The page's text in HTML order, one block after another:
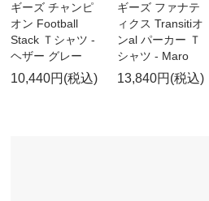
ギーズ チャンピ
オン Football
Stack Ｔシャツ -
ヘザー グレー
10,440円(税込)
ギーズ ファナテ
ィクス Transitiオ
ンal パーカー Ｔ
シャツ - Maro
13,840円(税込)